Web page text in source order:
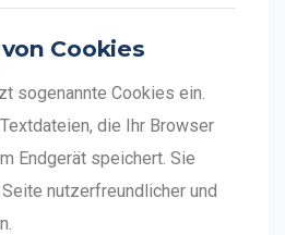
Cookies
sogenannte Cookies ein.
die Ihr Browser
Endgerät speichert. Sie
nutzerfreundlicher und